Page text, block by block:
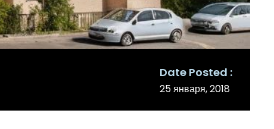
Date Posted
25 января, 2018